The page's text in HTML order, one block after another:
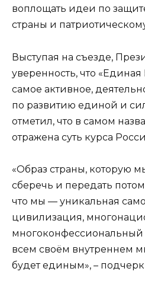
воплощать идеи по
страны и
Выступая на съезде,
уверенность, что
самое активное,
по развитию единой и
отметил, что в самом
отражена суть курса
«Образ страны, которую
сберечь и передать
что мы — уникальная
цивилизация,
всем своём внутреннем
будет единым», –